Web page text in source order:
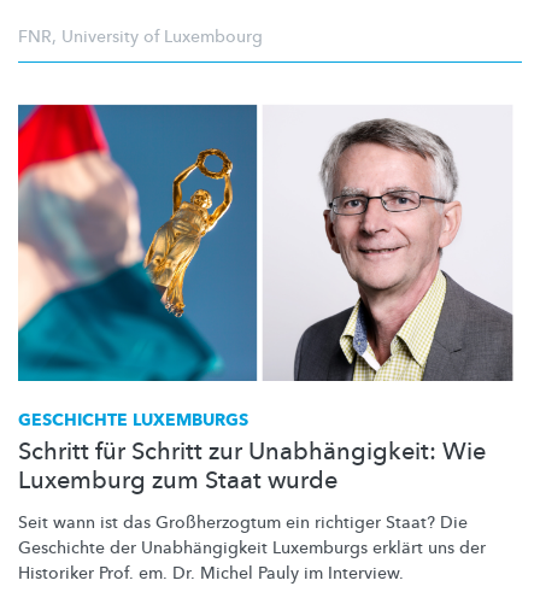
FNR, University of Luxembourg
GESCHICHTE LUXEMBURGS
Schritt für Schritt zur Unabhängigkeit: Wie
Luxemburg zum Staat wurde
Seit wann ist das Großherzogtum ein richtiger Staat? Die
Geschichte der Unabhängigkeit Luxemburgs erklärt uns der
Historiker Prof. em. Dr. Michel Pauly im Interview.